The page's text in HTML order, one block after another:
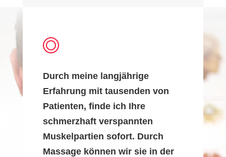
Durch meine langjährige
Erfahrung mit tausenden von
Patienten, finde ich Ihre
schmerzhaft verspannten
Muskelpartien sofort. Durch
Massage können wir sie in der